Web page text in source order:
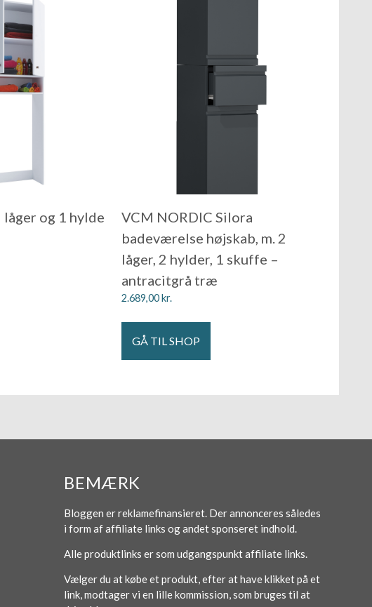
låger og 1 hylde
VCM NORDIC Silora
badeværelse højskab, m. 2
låger, 2 hylder, 1 skuffe –
antracitgrå træ
2.689,00kr.
GÅ TIL SHOP
BEMÆRK
Bloggen er reklamefinansieret. Der annonceres således
i form af affiliate links og andet sponseret indhold.
Alle produktlinks er som udgangspunkt affiliate links.
Vælger du at købe et produkt, efter at have klikket på et
link, modtager vi en lille kommission, som bruges til at